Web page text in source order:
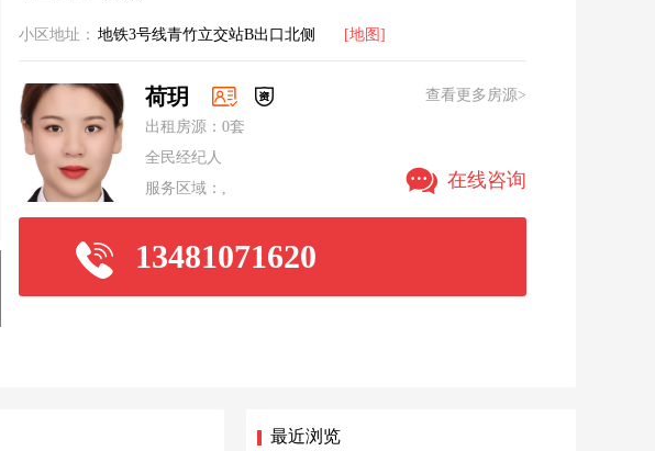
小区地址： 地铁3号线青竹立交站B出口北侧 [地图]
查看更多房源>
荷玥
出租房源：0套
全民经纪人
服务区域：,
在线咨询
13481071620
最近浏览